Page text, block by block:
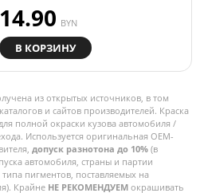
14.90 BYN
В КОРЗИНУ
из открытых источников, в том
и сайтов производителей. Краска
полной окраски кузова автомобиля /
Используется оригинальная OEM-
допуск разнотона до 10% (в
автомобиля, страны и партии
пигментов, поставляемых на
Крайне НЕ РЕКОМЕНДУЕМ окрашивать